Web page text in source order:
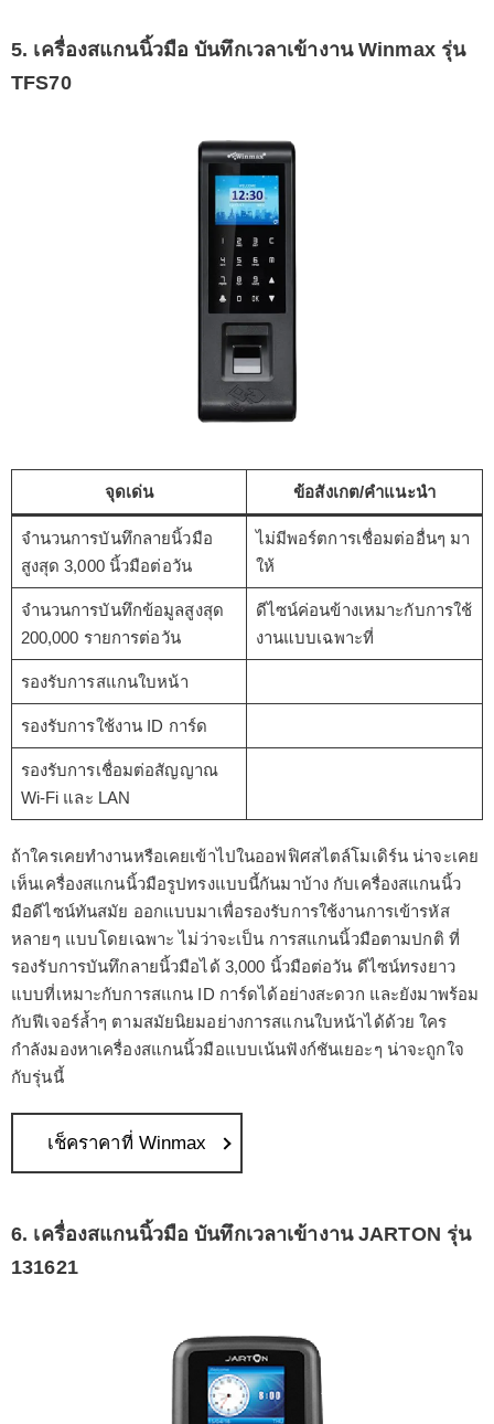
5. เครื่องสแกนนิ้วมือ บันทึกเวลาเข้างาน Winmax รุ่น
TFS70
จุดเด่น ข้อสังเกต/คำแนะนำ
จำนวนการบันทึกลายนิ้วมือ
สูงสุด 3,000 นิ้วมือต่อวัน
ไม่มีพอร์ตการเชื่อมต่ออื่นๆ มา
ให้
จำนวนการบันทึกข้อมูลสูงสุด
200,000 รายการต่อวัน
ดีไซน์ค่อนข้างเหมาะกับการใช้
งานแบบเฉพาะที่
รองรับการสแกนใบหน้า
รองรับการใช้งาน ID การ์ด
รองรับการเชื่อมต่อสัญญาณ
Wi-Fi และ LAN
ถ้าใครเคยทำงานหรือเคยเข้าไปในออฟฟิศสไตล์โมเดิร์น น่าจะเคย
เห็นเครื่องสแกนนิ้วมือรูปทรงแบบนี้กันมาบ้าง กับเครื่องสแกนนิ้ว
มือดีไซน์ทันสมัย ออกแบบมาเพื่อรองรับการใช้งานการเข้ารหัส
หลายๆ แบบโดยเฉพาะ ไม่ว่าจะเป็น การสแกนนิ้วมือตามปกติ ที่
รองรับการบันทึกลายนิ้วมือได้ 3,000 นิ้วมือต่อวัน ดีไซน์ทรงยาว
แบบที่เหมาะกับการสแกน ID การ์ดได้อย่างสะดวก และยังมาพร้อม
กับฟีเจอร์ล้ำๆ ตามสมัยนิยมอย่างการสแกนใบหน้าได้ด้วย ใคร
กำลังมองหาเครื่องสแกนนิ้วมือแบบเน้นฟังก์ชันเยอะๆ น่าจะถูกใจ
กับรุ่นนี้
เช็คราคาที่ Winmax
6. เครื่องสแกนนิ้วมือ บันทึกเวลาเข้างาน JARTON รุ่น
131621